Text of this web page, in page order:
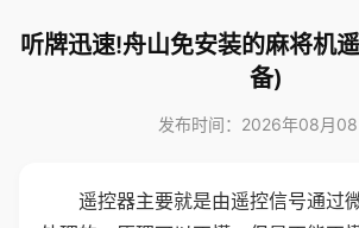
听牌迅速!舟山免安装的麻将机
备)
发布时间：2026年08月08
遥控器主要就是由遥控信号通过